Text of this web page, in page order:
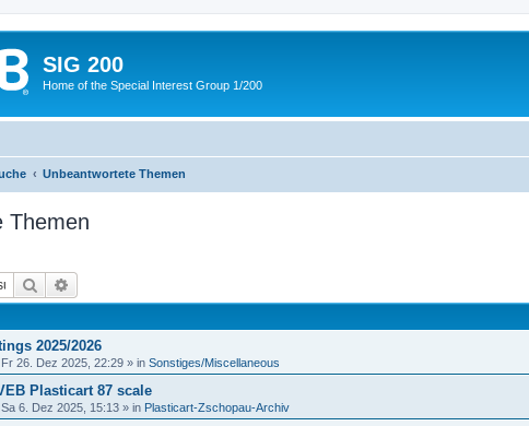
SIG 200
Home of the Special Interest Group 1/200
Unbeantwortete Themen
Themen
Suche
2025/2026
Fr 26. Dez 2025, 22:29 » in Sonstiges/Miscellaneous
Plasticart 87 scale
Sa 6. Dez 2025, 15:13 » in Plasticart-Zschopau-Archiv